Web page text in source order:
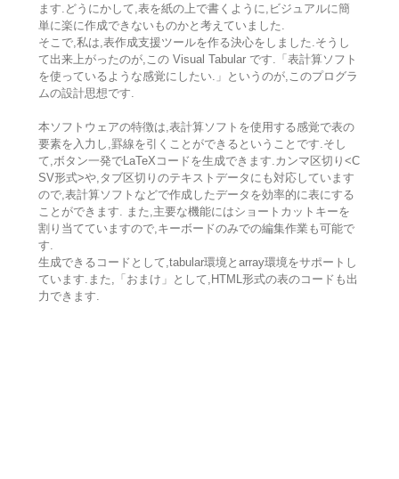
ます.どうにかして,表を紙の上で書くように,ビジュアルに簡
単に楽に作成できないものかと考えていました.
そこで,私は,表作成支援ツールを作る決心をしました.そうし
て出来上がったのが,この Visual Tabular です.「表計算ソフト
を使っているような感覚にしたい.」というのが,このプログラ
ムの設計思想です.
本ソフトウェアの特徴は,表計算ソフトを使用する感覚で表の
要素を入力し,罫線を引くことができるということです.そし
て,ボタン一発でLaTeXコードを生成できます.カンマ区切り<C
SV形式>や,タブ区切りのテキストデータにも対応しています
ので,表計算ソフトなどで作成したデータを効率的に表にする
ことができます. また,主要な機能にはショートカットキーを
割り当てていますので,キーボードのみでの編集作業も可能で
す.
生成できるコードとして,tabular環境とarray環境をサポートし
ています.また,「おまけ」として,HTML形式の表のコードも出
力できます.